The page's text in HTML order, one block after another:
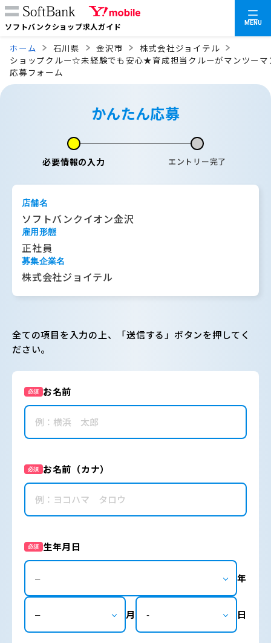
ソフトバンクショップ求人ガイド MENU
ホーム 石川県 金沢市
株式会社ジョイテル
ショップクルー☆未経験でも安心★育成担当クルーがマンツーマ
応募フォーム
かんたん応募
必要情報の入力 エントリー完了
店舗名
ソフトバンクイオン金沢
雇用形態
正社員
募集企業名
株式会社ジョイテル
全ての項目を入力の上、「送信する」ボタンを押してく
ださい。
必須 お名前
必須 お名前（カナ）
必須 生年月日
年
月 日